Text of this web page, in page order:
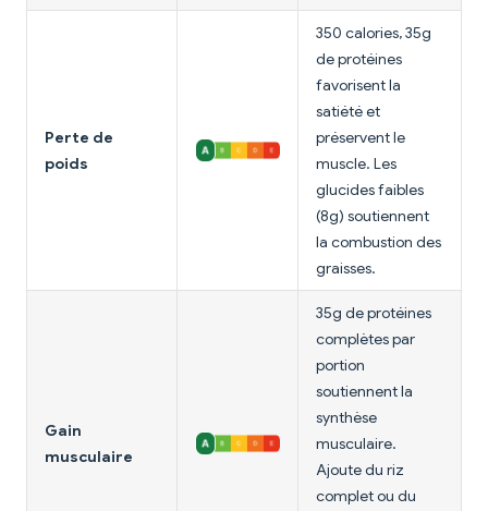
Perte de
poids
350 calories, 35g
de protéines
favorisent la
satiété et
préservent le
muscle. Les
glucides faibles
(8g) soutiennent
la combustion des
graisses.
Gain
musculaire
35g de protéines
complètes par
portion
soutiennent la
synthèse
musculaire.
Ajoute du riz
complet ou du